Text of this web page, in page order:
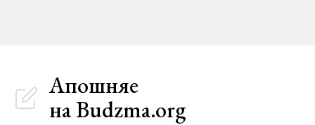
Апошняе
на Budzma.org